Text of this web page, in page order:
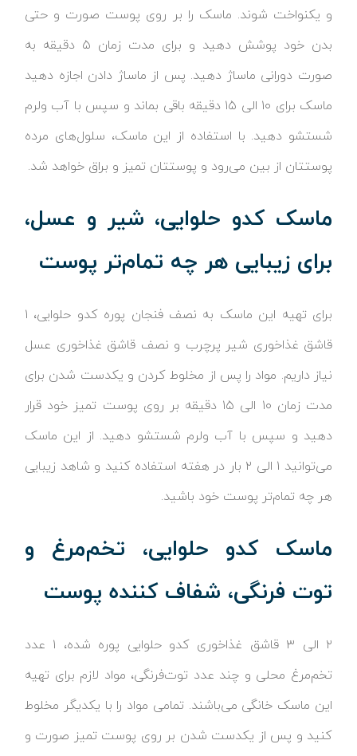
و یکنواخت شوند. ماسک را بر روی پوست صورت و حتی
بدن خود پوشش دهید و برای مدت زمان ۵ دقیقه به
صورت دورانی ماساژ دهید. پس از ماساژ دادن اجازه دهید
ماسک برای ۱۰ الی ۱۵ دقیقه باقی بماند و سپس با آب ولرم
شستشو دهید. با استفاده از این ماسک، سلول‌های مرده
پوستتان از بین می‌رود و پوستتان تمیز و براق خواهد شد.
ماسک کدو حلوایی، شیر و عسل،
برای زیبایی هر چه تمام‌تر پوست
برای تهیه این ماسک به نصف فنجان پوره کدو حلوایی، ۱
قاشق غذاخوری شیر پرچرب و نصف قاشق غذاخوری عسل
نیاز داریم. مواد را پس از مخلوط کردن و یکدست شدن برای
مدت زمان ۱۰ الی ۱۵ دقیقه بر روی پوست تمیز خود قرار
دهید و سپس با آب ولرم شستشو دهید. از این ماسک
می‌توانید ۱ الی ۲ بار در هفته استفاده کنید و شاهد زیبایی
هر چه تمام‌تر پوست خود باشید.
ماسک کدو حلوایی، تخم‌مرغ و
توت فرنگی، شفاف کننده پوست
۲ الی ۳ قاشق غذاخوری کدو حلوایی پوره شده، ۱ عدد
تخم‌مرغ محلی و چند عدد توت‌فرنگی، مواد لازم برای تهیه
این ماسک خانگی می‌باشند. تمامی مواد را با یکدیگر مخلوط
کنید و پس از یکدست شدن بر روی پوست تمیز صورت و